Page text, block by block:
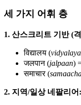
세 가지 어휘 층
1. 산스크리트 기반 (
विद्यालय (vidyalaya
जलपान (jalpaan)
समाचार (
2. 지역/일상 네팔리어: